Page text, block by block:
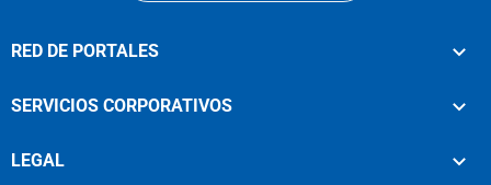
RED DE PORTALES
SERVICIOS CORPORATIVOS
LEGAL